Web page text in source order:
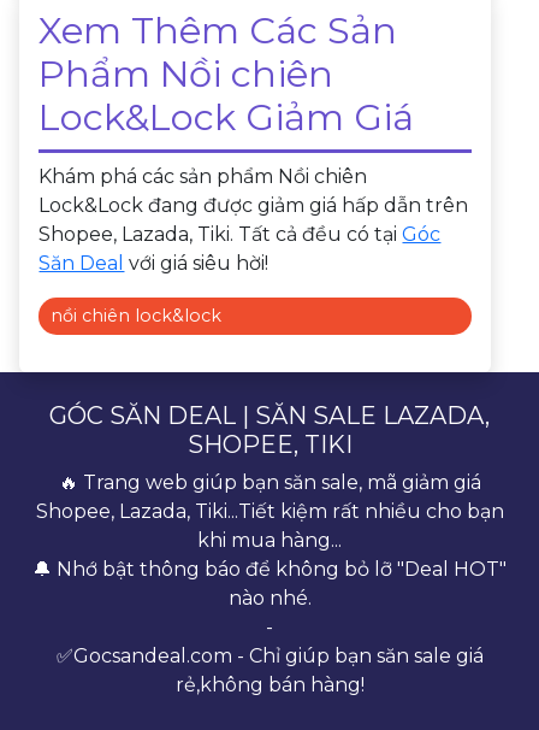
Xem Thêm Các Sản
Phẩm Nồi chiên
Lock&Lock Giảm Giá
Khám phá các sản phẩm Nồi chiên
Lock&Lock đang được giảm giá hấp dẫn trên
Shopee, Lazada, Tiki. Tất cả đều có tạiGóc
Săn Deal với giá siêu hời!
nồi chiên lock&lock
GÓC SĂN DEAL | SĂN SALE LAZADA,
SHOPEE, TIKI
🔥 Trang web giúp bạn săn sale, mã giảm giá
Shopee, Lazada, Tiki...Tiết kiệm rất nhiều cho bạn
khi mua hàng...
🔔 Nhớ bật thông báo để không bỏ lỡ "Deal HOT"
nào nhé.
-
✅Gocsandeal.com - Chỉ giúp bạn săn sale giá
rẻ,không bán hàng!